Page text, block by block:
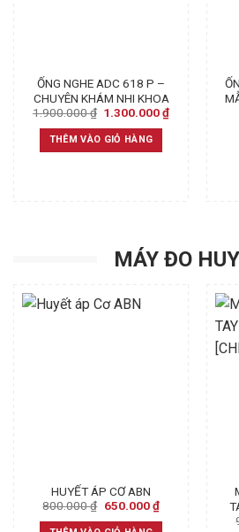
ỐNG NGHE ADC 618 P –
CHUYÊN KHÁM NHI KHOA
1.900.000₫ Original
was:
1.900.000 ₫.
1.300.000₫Current
THÊM VÀO GIỎ HÀNG
MÁY ĐO
HUYẾT ÁP CƠ ABN
800.000₫ Original
was:
650.000₫Current
price